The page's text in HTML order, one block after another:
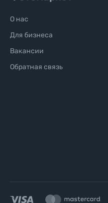
О нас
Для бизнеса
Вакансии
Обратная связь